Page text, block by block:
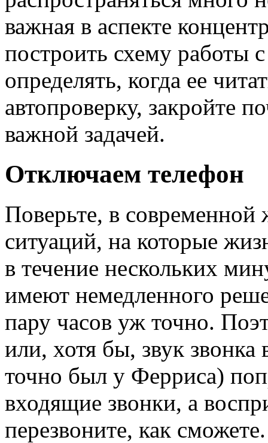
важная в аспекте
построить схему работы
определять, когда ее
автопроверку, закройте
важной задачей.
Отключаем телефон
Поверьте, в современной
ситуаций, на которые
в течение нескольких
имеют немедленного
пару часов уж точно.
или, хотя бы, звук
точно был у Ферриса)
входящие звонки, а
перезвоните, как сможете.